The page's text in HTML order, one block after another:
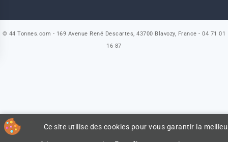
Ce site utilise des cookies pour vous garantir la
© 44 Tonnes.com - 169 Avenue René Descartes, 43700 Blavozy, France - 04 71 01
16 87